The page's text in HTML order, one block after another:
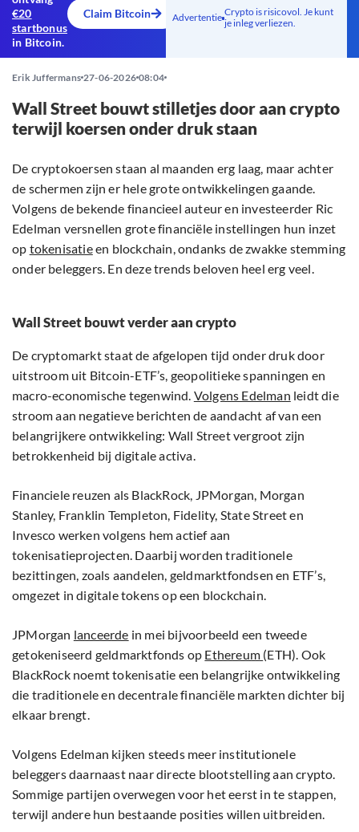
€20
startbonus
in Bitcoin.
Claim Bitcoin Advertentie Crypto is risicovol. Je kunt
je inleg verliezen.
Erik Juffermans 27-06-2026 08:04
Wall Street bouwt stilletjes door aan crypto
terwijl koersen onder druk staan
De cryptokoersen staan al maanden erg laag, maar achter
de schermen zijn er hele grote ontwikkelingen gaande.
Volgens de bekende financieel auteur en investeerder Ric
Edelman versnellen grote financiële instellingen hun inzet
op tokenisatieen blockchain, ondanks de zwakke stemming
onder beleggers. En deze trends beloven heel erg veel.
Wall Street bouwt verder aan crypto
De cryptomarkt staat de afgelopen tijd onder druk door
uitstroom uit Bitcoin-ETF’s, geopolitieke spanningen en
macro-economische tegenwind. Volgens Edelman leidt die
stroom aan negatieve berichten de aandacht af van een
belangrijkere ontwikkeling: Wall Street vergroot zijn
betrokkenheid bij digitale activa.
Financiele reuzen als BlackRock, JPMorgan, Morgan
Stanley, Franklin Templeton, Fidelity, State Street en
Invesco werken volgens hem actief aan
tokenisatieprojecten. Daarbij worden traditionele
bezittingen, zoals aandelen, geldmarktfondsen en ETF’s,
omgezet in digitale tokens op een blockchain.
JPMorgan lanceerde in mei bijvoorbeeld een tweede
getokeniseerd geldmarktfonds op Ethereum (ETH). Ook
BlackRock noemt tokenisatie een belangrijke ontwikkeling
die traditionele en decentrale financiële markten dichter bij
elkaar brengt.
Volgens Edelman kijken steeds meer institutionele
beleggers daarnaast naar directe blootstelling aan crypto.
Sommige partijen overwegen voor het eerst in te stappen,
terwijl andere hun bestaande posities willen uitbreiden.